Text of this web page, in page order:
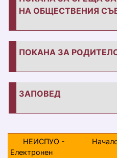
НА ОБЩЕСТВЕНИЯ
ПОКАНА ЗА
ЗАПОВЕД
НЕИСПУО -
Електронен